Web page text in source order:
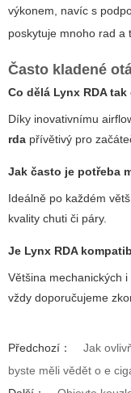
výkonem, navíc s
poskytuje mnoho rad a
Často kladené
Co dělá Lynx RDA
Díky inovativnímu
rda přívětivý pro
Jak často je potřeba
Ideálně po každém
kvality chuti či páry.
Je Lynx RDA
Většina mechanických
vždy doporučujeme
Předchozí：
Jak
byste měli vědět o e